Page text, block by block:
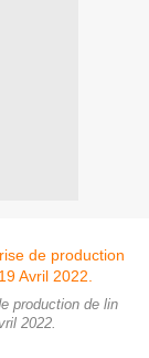
production de lin
2022.